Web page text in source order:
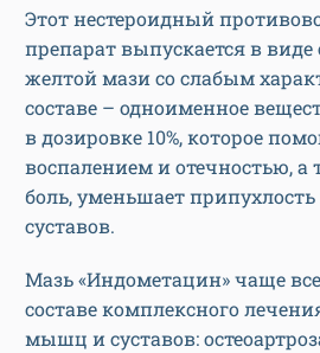
Этот нестероидный
препарат выпускается в виде
желтой мази со слабым
составе – одноименное
в дозировке 10%, которое
воспалением и отечностью, а
боль, уменьшает
суставов.
Мазь «Индометацин» чаще
составе комплексного
мышц и суставов: